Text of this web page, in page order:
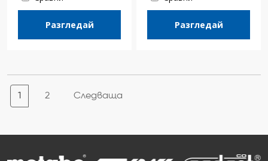
Разгледай Разгледай
1 2 Следваща